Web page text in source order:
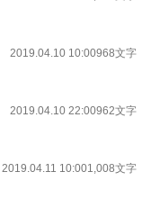
2019.04.10 10:00968文字
2019.04.10 22:00962文字
2019.04.11 10:001,008文字